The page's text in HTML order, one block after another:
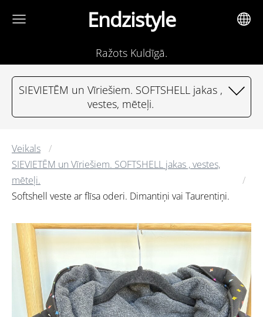
Endzistyle
Ražots Kuldīgā.
SIEVIETĒM un Vīriešiem. SOFTSHELL jakas ,
vestes, mēteļi.
Veikals
SIEVIETĒM un Vīriešiem. SOFTSHELL jakas , vestes,
mēteļi.
Softshell veste ar flīsa oderi. Dimantiņi vai Taurentiņi.